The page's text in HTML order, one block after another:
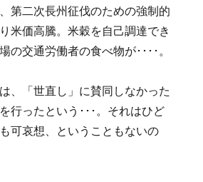
第二次長州征伐のための強制的
米価高騰。米穀を自己調達でき
の交通労働者の食べ物が････。
、「世直し」に賛同しなかった
行ったという･･･。それはひど
可哀想、ということもないの